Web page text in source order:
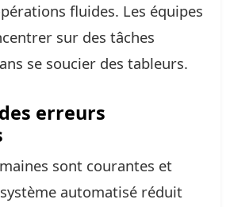
fluides. Les équipes
sur des tâches
se soucier des tableurs.
erreurs
sont courantes et
automatisé réduit